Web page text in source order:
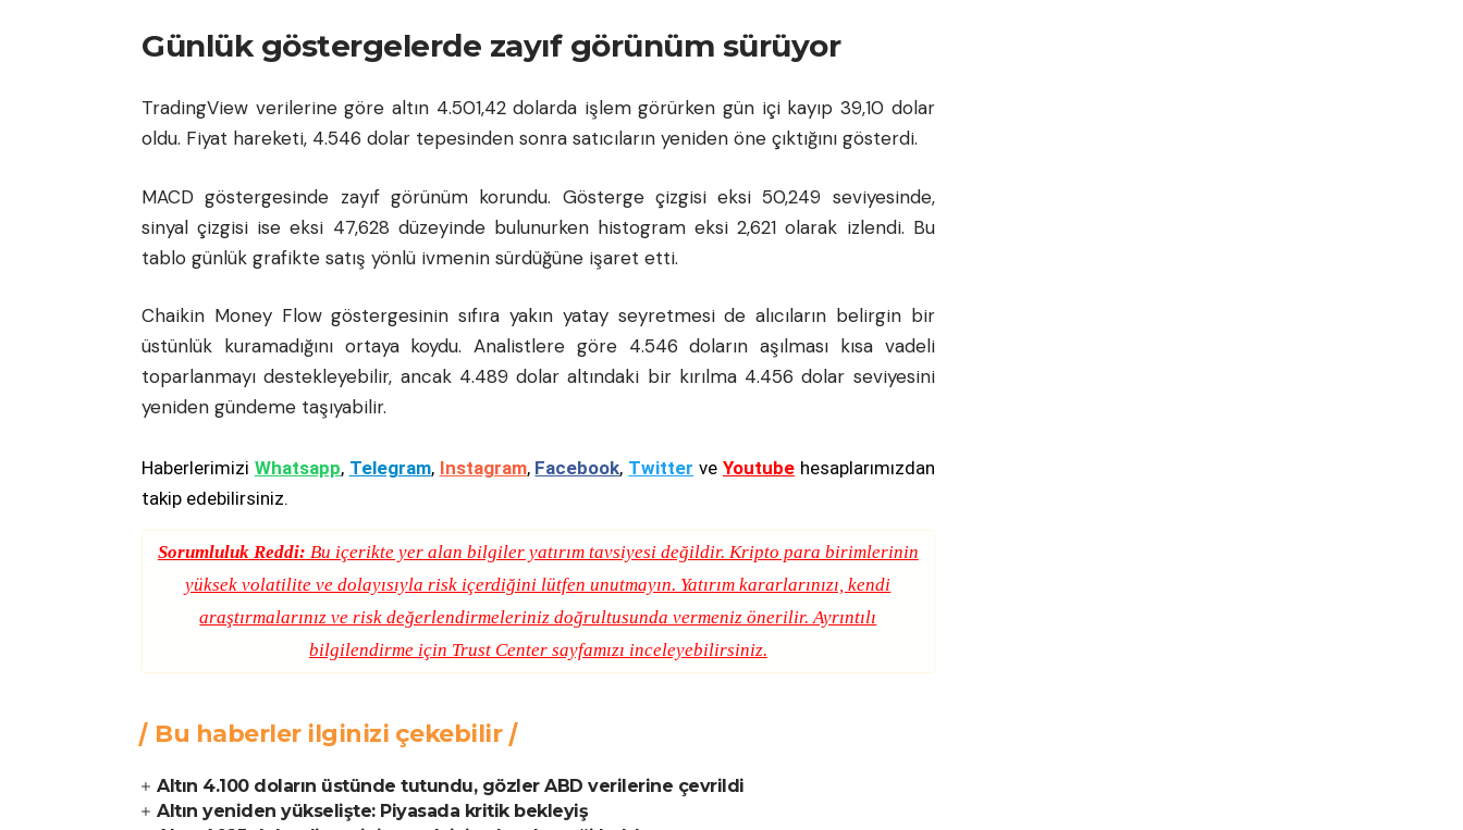
Günlük göstergelerde zayıf görünüm sürüyor
TradingView verilerine göre altın 4.501,42 dolarda işlem görürken gün içi kayıp 39,10 dolar
oldu. Fiyat hareketi, 4.546 dolar tepesinden sonra satıcıların yeniden öne çıktığını gösterdi.
MACD göstergesinde zayıf görünüm korundu. Gösterge çizgisi eksi 50,249 seviyesinde,
sinyal çizgisi ise eksi 47,628 düzeyinde bulunurken histogram eksi 2,621 olarak izlendi. Bu
tablo günlük grafikte satış yönlü ivmenin sürdüğüne işaret etti.
Chaikin Money Flow göstergesinin sıfıra yakın yatay seyretmesi de alıcıların belirgin bir
üstünlük kuramadığını ortaya koydu. Analistlere göre 4.546 doların aşılması kısa vadeli
toparlanmayı destekleyebilir, ancak 4.489 dolar altındaki bir kırılma 4.456 dolar seviyesini
yeniden gündeme taşıyabilir.
Haberlerimizi Whatsapp, Telegram, Instagram, Facebook, Twitter ve Youtubehesaplarımızdan
takip edebilirsiniz.
Sorumluluk Reddi: Bu içerikte yer alan bilgiler yatırım tavsiyesi değildir. Kripto para birimlerinin
yüksek volatilite ve dolayısıyla risk içerdiğini lütfen unutmayın. Yatırım kararlarınızı, kendi
araştırmalarınız ve risk değerlendirmeleriniz doğrultusunda vermeniz önerilir. Ayrıntılı
bilgilendirme için Trust Centersayfamızı inceleyebilirsiniz.
Bu haberler ilginizi çekebilir
Altın 4.100 doların üstünde tutundu, gözler ABD verilerine çevrildi
Altın yeniden yükselişte: Piyasada kritik bekleyiş